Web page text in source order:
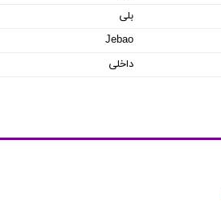
بلی
Jebao
داخلی